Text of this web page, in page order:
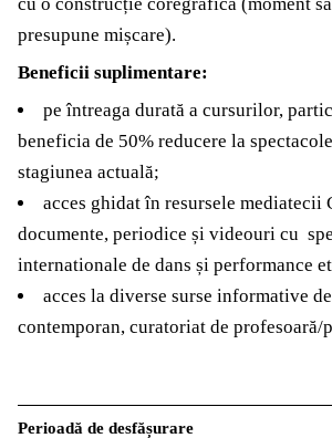
presupune mișcare).
Beneficii suplimentare:
pe întreaga durată a cursurilor,
beneficia de 50% reducere la
stagiunea actuală;
acces ghidat în resursele mediatecii
documente, periodice și videouri cu
internationale de dans și performance
acces la diverse surse informative
contemporan, curatoriat de profesoară/
Perioadă de desfășurare